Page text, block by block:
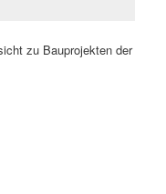
zu Bauprojekten der